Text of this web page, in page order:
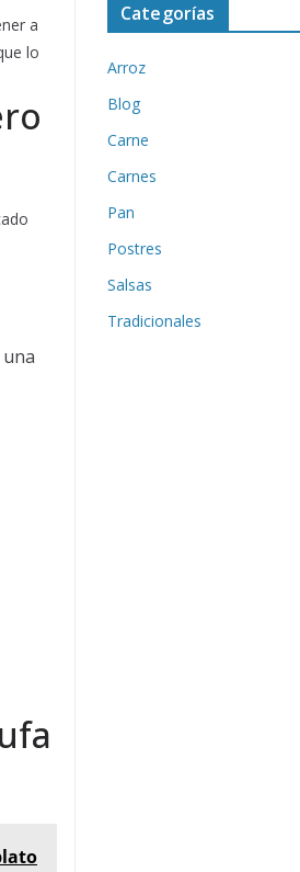
a
lo
Categorías
Arroz
Blog
Carne
Carnes
Pan
Postres
Salsas
Tradicionales